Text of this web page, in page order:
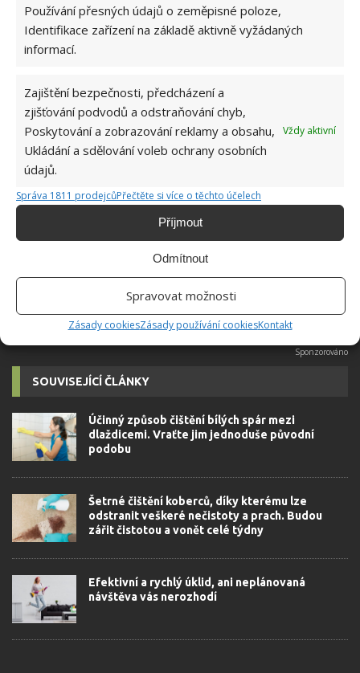
Používání přesných údajů o zeměpisné poloze,
Identifikace zařízení na základě aktivně vyžádaných
informací.
Zajištění bezpečnosti, předcházení a
zjišťování podvodů a odstraňování chyb,
Poskytování a zobrazování reklamy a obsahu,
Ukládání a sdělování voleb ochrany osobních
údajů.
Vždy aktivní
Správa 1811 prodejcůPřečtěte si více o těchto účelech
Příjmout
Odmítnout
Spravovat možnosti
Zásady cookiesZásady používání cookiesKontakt
PAPÍROVÉ UTĚRKY ÚKLID
Absolvent České zemědělské
univerzity, který je již od malička
velkým kutilem. V podstatě vše, co je
možné najít v j...
SOUVISEJÍCÍ ČLÁNKY
Účinný způsob čištění bílých spár mezi
dlaždicemi. Vraťte jim jednoduše původní
podobu
Šetrné čištění koberců, díky kterému lze
odstranit veškeré nečistoty a prach. Budou
zářit čistotou a vonět celé týdny
Efektivní a rychlý úklid, ani neplánovaná
návštěva vás nerozhodí